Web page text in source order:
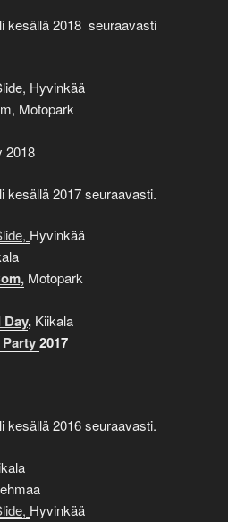
kesällä 2018 seuraavasti
Hyvinkää
Motopark
2018
kesällä 2017 seuraavasti.
Hyvinkää
Motopark
, Kiikala
2017
kesällä 2016 seuraavasti.
Hyvinkää